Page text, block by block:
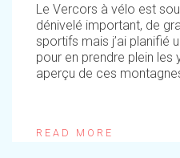
Le Vercors à vélo est
dénivelé important, de
sportifs mais j’ai planifié
pour en prendre plein les
aperçu de ces
READ MORE